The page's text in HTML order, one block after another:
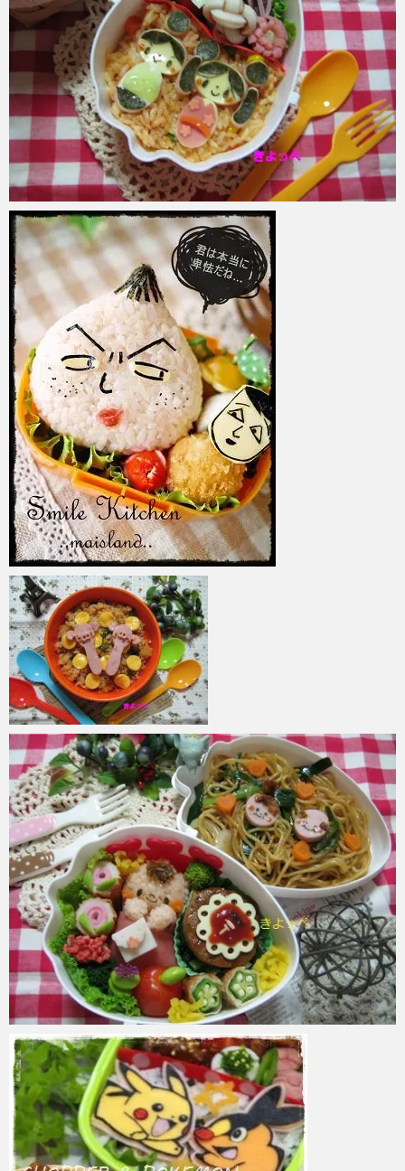
azuki 2017年6月6日
azuki 2017年6月6日
azuki 2017年6月6日
azuki 2017年6月6日